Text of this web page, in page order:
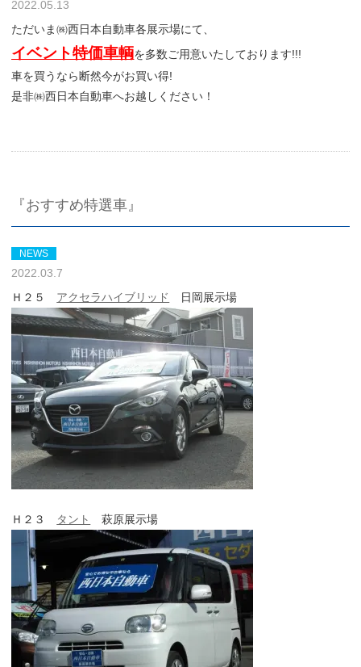
2022.05.13
ただいま㈱西日本自動車各展示場にて、
イベント特価車輌を多数ご用意いたしております!!!
車を買うなら断然今がお買い得!
是非㈱西日本自動車へお越しください！
『おすすめ特選車』
NEWS
2022.03.7
Ｈ２５ アクセラハイブリッド 日岡展示場
Ｈ２３ タント 萩原展示場